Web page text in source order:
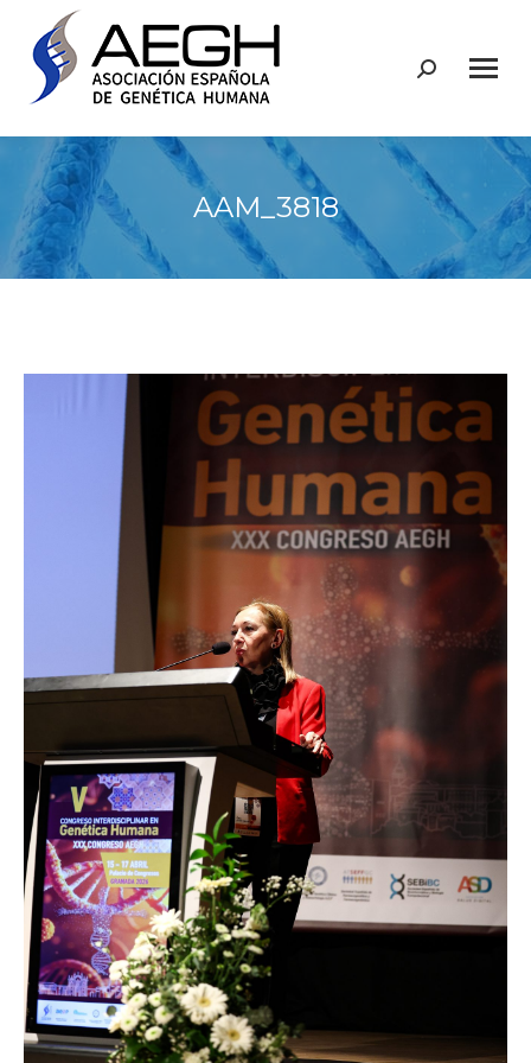
Buscar:
AAM_3818